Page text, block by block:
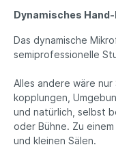
Dynamisches
Das dynamische
semi­profes­sionelle
Alles andere wäre
kopp­lungen,
und natür­lich, selbst
oder Bühne. Zu
und kleinen Sälen.